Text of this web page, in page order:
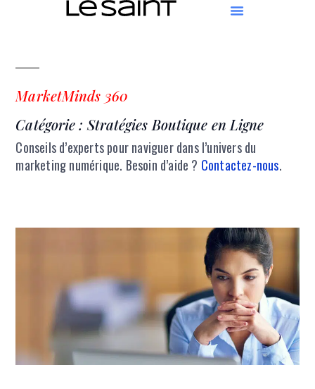
MarketMinds 360
Catégorie : Stratégies Boutique en Ligne
Conseils d’experts pour naviguer dans l’univers du
marketing numérique. Besoin d’aide ? Contactez-nous.